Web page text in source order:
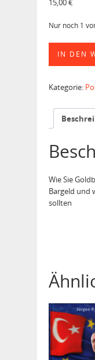
15,00€
Nur noch 1
Sachwerte
und
diese
sicher
aufbewahren
Menge
IN DEN
Kategorie:
Wie Sie
Bargeld und
sollten